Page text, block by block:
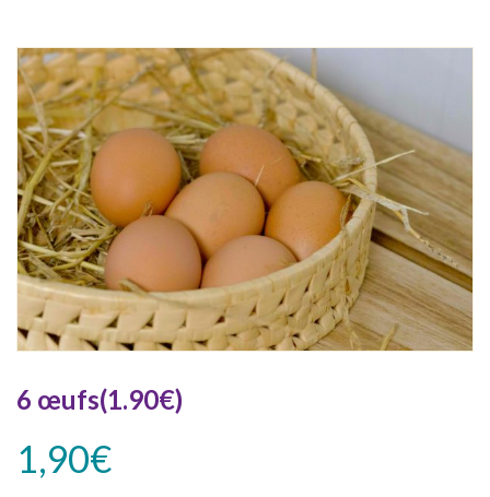
6 œufs(1.90€)
1,90€